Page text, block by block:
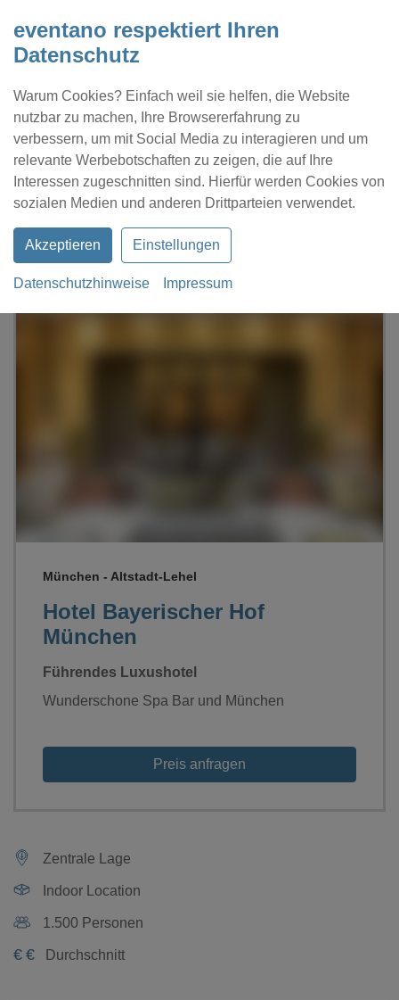
eventano respektiert Ihren
Datenschutz
Warum Cookies? Einfach weil sie helfen, die Website
nutzbar zu machen, Ihre Browsererfahrung zu
verbessern, um mit Social Media zu interagieren und um
relevante Werbebotschaften zu zeigen, die auf Ihre
Interessen zugeschnitten sind. Hierfür werden Cookies von
sozialen Medien und anderen Drittparteien verwendet.
Akzeptieren Einstellungen
Datenschutzhinweise Impressum
Kontakt Location eintragen Profil
Hotel Bayerischer Hof München
Hotel Bayerischer Hof
München
München - Altstadt-Lehel
Führendes Luxushotel
Wunderschone Spa Bar und München
Preis anfragen
Zentrale Lage
Indoor Location
1.500 Personen
€ € Durchschnitt